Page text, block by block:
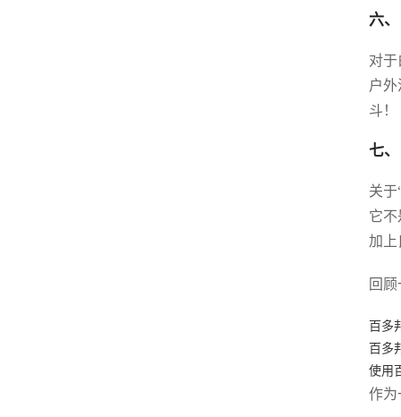
六
对
户
斗！
七
关于
它不
加上
回
百多
百多
使用
作为